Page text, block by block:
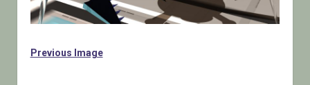
Previous Image